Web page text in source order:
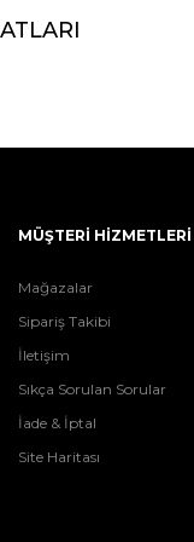
MÜŞTERİ HİZMETLERİ
Mağazalar
Sipariş Takibi
İletişim
Sıkça Sorulan Sorular
İade & İptal
Site Haritası